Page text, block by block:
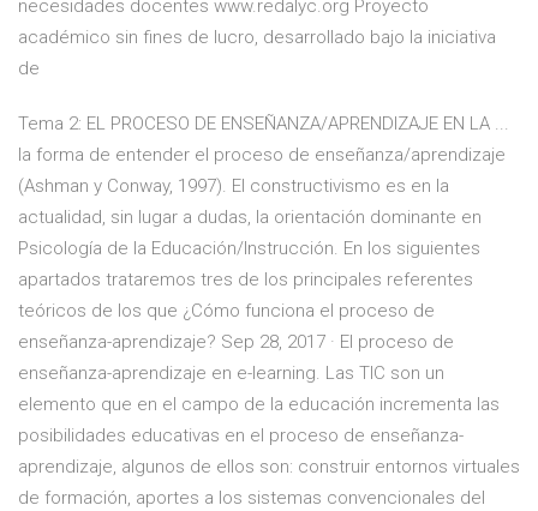
necesidades docentes www.redalyc.org Proyecto
académico sin fines de lucro, desarrollado bajo la iniciativa
de
Tema 2: EL PROCESO DE ENSEÑANZA/APRENDIZAJE EN LA ...
la forma de entender el proceso de enseñanza/aprendizaje
(Ashman y Conway, 1997). El constructivismo es en la
actualidad, sin lugar a dudas, la orientación dominante en
Psicología de la Educación/Instrucción. En los siguientes
apartados trataremos tres de los principales referentes
teóricos de los que ¿Cómo funciona el proceso de
enseñanza-aprendizaje? Sep 28, 2017 · El proceso de
enseñanza-aprendizaje en e-learning. Las TIC son un
elemento que en el campo de la educación incrementa las
posibilidades educativas en el proceso de enseñanza-
aprendizaje, algunos de ellos son: construir entornos virtuales
de formación, aportes a los sistemas convencionales del